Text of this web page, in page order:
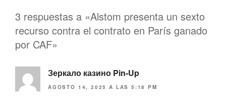
3 respuestas a «Alstom presenta un sexto
recurso contra el contrato en París ganado
por CAF»
Зеркало казино Pin-Up
AGOSTO 14, 2025 A LAS 5:18 PM